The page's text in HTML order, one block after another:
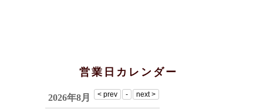
営業日カレンダー